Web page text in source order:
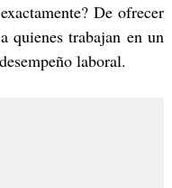
De ofrecer
quienes trabajan en un
laboral.